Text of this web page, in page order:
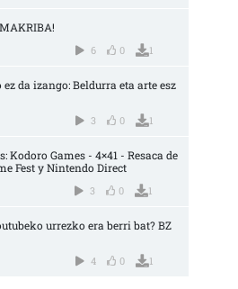
MOVIMIENTO POPULAR CON DIFERENTES
6 0 1
ez da izango: Beldurra eta arte esz
3 0 1
Kodoro Games - 4×41 - Resaca de
Fest y Nintendo Direct
3 0 1
urrezko era berri bat? BZ
4 0 1